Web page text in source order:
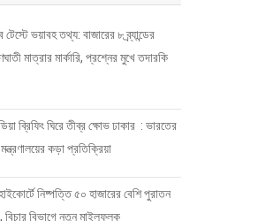
ভয়াবহ তথ্য: বাজারের ৮ ব্র্যান্ডের
মাত্রার মার্কারি, প্রশ্নের মুখে তদারকি
ব্রিফিং ঘিরে তীব্র ক্ষোভ ঢাকার : ভারতের
কড়া প্রতিক্রিয়া
নিষ্পত্তি ৫০ হাজারের বেশি পুরাতন
বিচার বিভাগে নতুন মাইলফলক